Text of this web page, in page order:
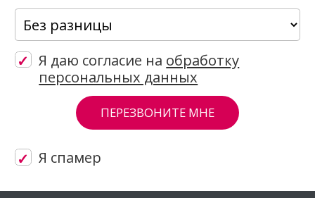
Я даю согласие на обработку
персональных данных
Скажите, привет!
Я спамер